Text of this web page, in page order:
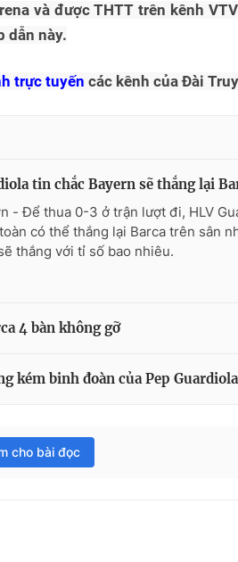
và được THTT trên kênh
dẫn này.
trực tuyến các kênh của Đài
tin chắc Bayern sẽ thắng lại
- Để thua 0-3 ở trận lượt đi, HLV
có thể thắng lại Barca trên sân
thắng với tỉ số bao nhiêu.
4 bàn không gỡ
kém binh đoàn của Pep Guardiola
cho bài đọc